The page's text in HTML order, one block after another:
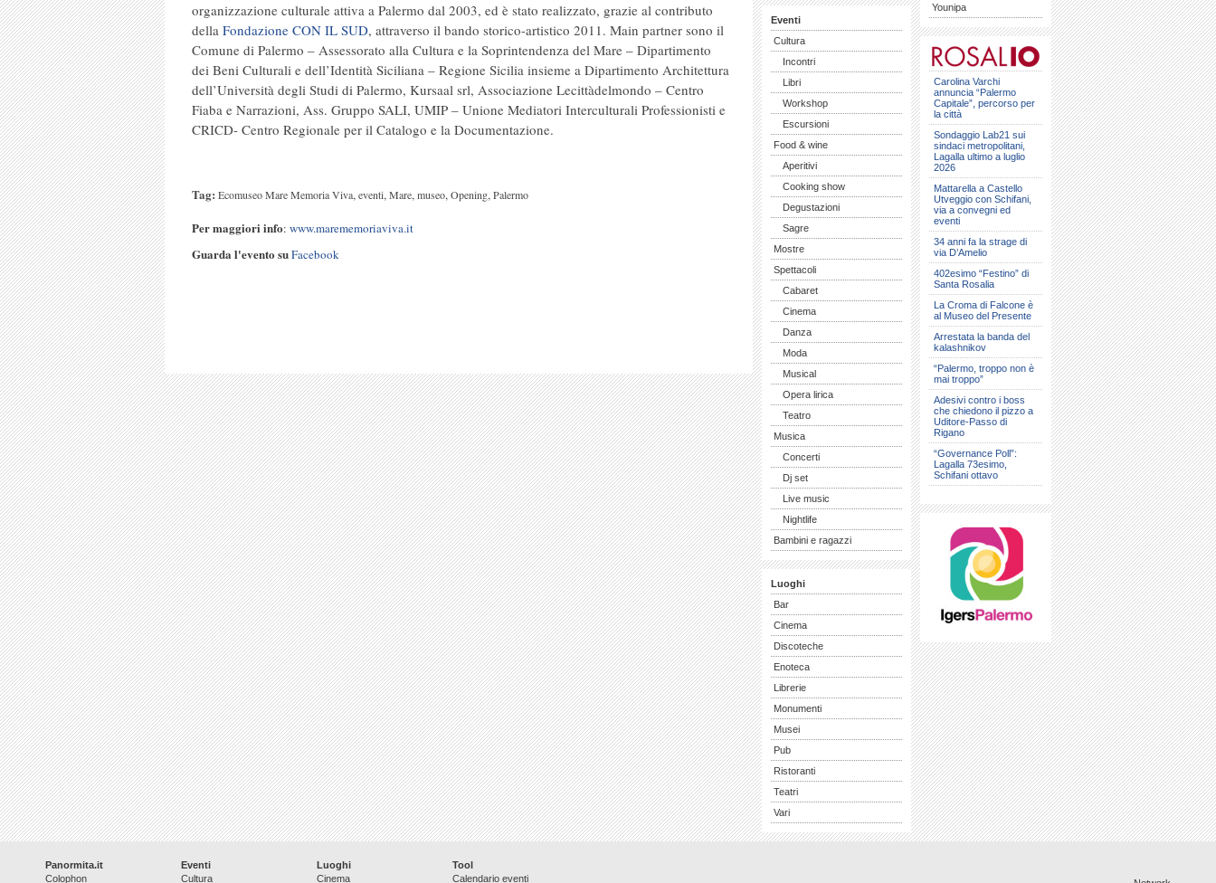
organizzazione culturale attiva a Palermo dal 2003, ed è stato realizzato, grazie al contributo
della Fondazione CON IL SUD, attraverso il bando storico-artistico 2011. Main partner sono il
Comune di Palermo – Assessorato alla Cultura e la Soprintendenza del Mare – Dipartimento
dei Beni Culturali e dell’Identità Siciliana – Regione Sicilia insieme a Dipartimento Architettura
dell’Università degli Studi di Palermo, Kursaal srl, Associazione Lecittàdelmondo – Centro
Fiaba e Narrazioni, Ass. Gruppo SALI, UMIP – Unione Mediatori Interculturali Professionisti e
CRICD- Centro Regionale per il Catalogo e la Documentazione.
Tag: Ecomuseo Mare Memoria Viva,eventi,Mare,museo,Opening,Palermo
Per maggiori info: www.marememoriaviva.it
Guarda l'evento suFacebook
Eventi
Cultura
Incontri
Libri
Workshop
Escursioni
Food & wine
Aperitivi
Cooking show
Degustazioni
Sagre
Mostre
Spettacoli
Cabaret
Cinema
Danza
Moda
Musical
Opera lirica
Teatro
Musica
Concerti
Dj set
Live music
Nightlife
Bambini e ragazzi
Luoghi
Bar
Cinema
Discoteche
Enoteca
Librerie
Monumenti
Musei
Pub
Ristoranti
Teatri
Vari
Younipa
Carolina Varchi
annuncia “Palermo
Capitale”, percorso per
la città
Sondaggio Lab21 sui
sindaci metropolitani,
Lagalla ultimo a luglio
2026
Mattarella a Castello
Utveggio con Schifani,
via a convegni ed
eventi
34 anni fa la strage di
via D’Amelio
402esimo “Festino” di
Santa Rosalia
La Croma di Falcone è
al Museo del Presente
Arrestata la banda del
kalashnikov
“Palermo, troppo non è
mai troppo”
Adesivi contro i boss
che chiedono il pizzo a
Uditore-Passo di
Rigano
“Governance Poll”:
Lagalla 73esimo,
Schifani ottavo
Panormita.it
Colophon
Eventi
Cultura
Luoghi
Cinema
Tool
Calendario eventi